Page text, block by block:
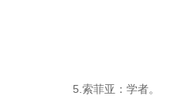
5.索菲亚：学者。